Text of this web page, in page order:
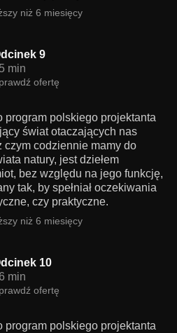
niż 6 miesięcy
9
min
ofertę
program polskiego projektanta
świat otaczających nas
czym codziennie mamy do
natury, jest dziełem
bez względu na jego funkcję,
tak, by spełniał oczekiwania
czy praktyczne.
niż 6 miesięcy
10
min
ofertę
program polskiego projektanta